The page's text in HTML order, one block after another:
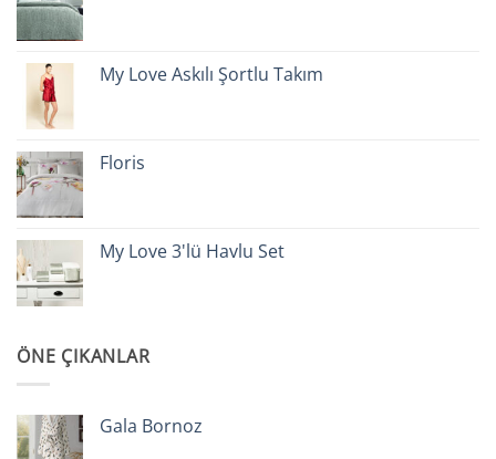
My Love Askılı Şortlu Takım
Floris
My Love 3'lü Havlu Set
ÖNE ÇIKANLAR
Gala Bornoz